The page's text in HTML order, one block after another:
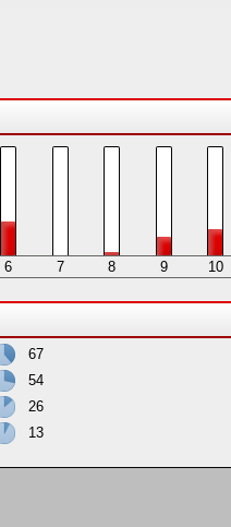
6 7 8 9 10
67
54
26
13